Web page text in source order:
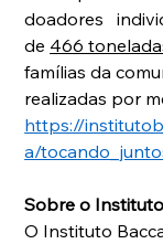
doadores
de 466
famílias da
realizadas por
https://
a/
Sobre o
O Instituto